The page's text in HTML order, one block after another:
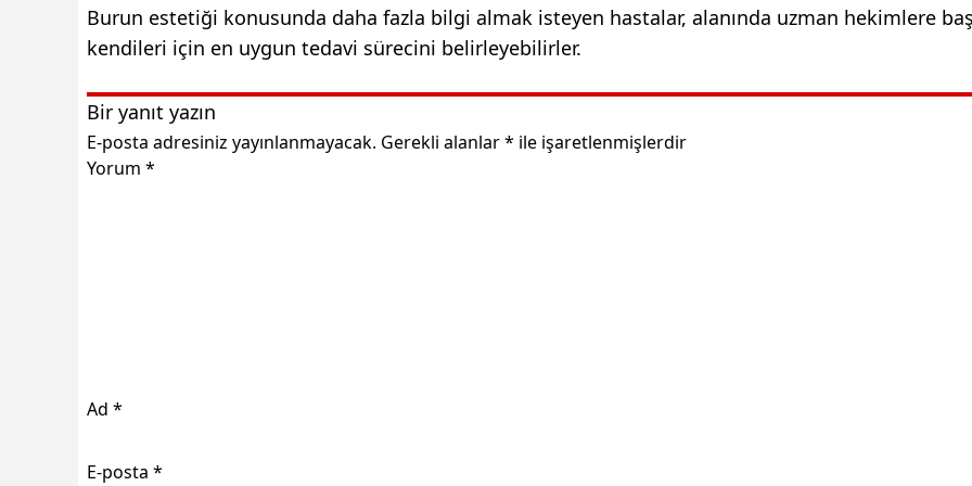
Burun estetiği konusunda daha fazla bilgi almak isteyen hastalar, alanında uzman hekimlere
kendileri için en uygun tedavi sürecini belirleyebilirler.
Bir yanıt yazın
E-posta adresiniz yayınlanmayacak. Gerekli alanlar* ile işaretlenmişlerdir
Yorum *
Ad *
E-posta *